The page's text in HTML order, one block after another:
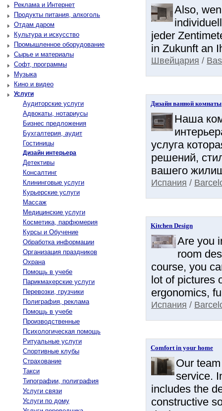
Реклама и Интернет
Продукты питания, алкоголь
Отдам даром
Культура и искусство
Промышленное оборудование
Сырье и материалы
Софт, программы
Музыка
Кино и видео
Услуги
Аудиторские услуги
Адвокаты, нотариусы
Бизнес предложения
Бухгалтерия, аудит
Гостиницы
Дизайн интерьера
Детективы
Консалтинг
Клининговые услуги
Курьерские услуги
Массаж
Медицинские услуги
Косметика, парфюмерия
Курсы и Обучение
Обработка информации
Организация праздников
Охрана
Помощь в учебе
Парикмахерские услуги
Перевозки, грузчики
Полиграфия, реклама
Помощь в учебе
Производственные
Психологическая помощь
Ритуальные услуги
Спортивные клубы
Страхование
Такси
Типографии, полиграфия
Услуги связи
Услуги по дому
Also,
jeder
in Zukunft an
Швейцария /
Дизайн ванной комнаты
Наша
услуга
решений,
вашего
Испания /
Kitchen Design
Are you
room
course, you
lot of pictures
ergonomics,
Испания /
Comfort in your home
Our
service.
includes the
constructive